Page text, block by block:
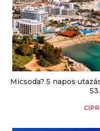
Micsoda? 5 napos